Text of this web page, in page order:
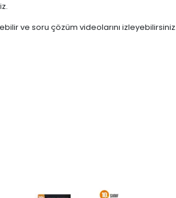
ve soru çözüm videolarını izleyebilirsiniz.